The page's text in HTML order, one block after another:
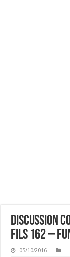
Discussion
Fils 162 –
05/10/2016